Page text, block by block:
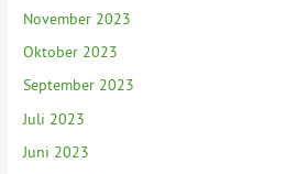
November 2023
Oktober 2023
September 2023
Juli 2023
Juni 2023